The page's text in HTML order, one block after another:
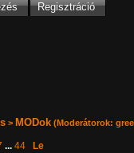
Regisztráció
> MODok(Moderátorok:
... 44
Le